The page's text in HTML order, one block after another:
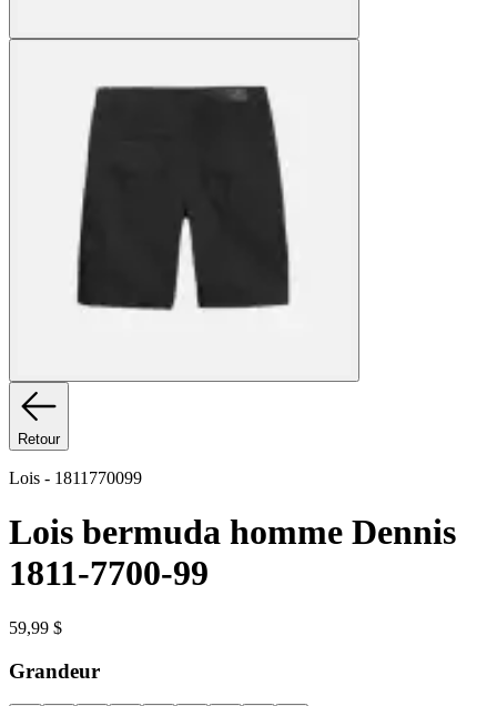
Retour
Lois - 1811770099
Lois bermuda homme Dennis
1811-7700-99
59,99 $
Grandeur